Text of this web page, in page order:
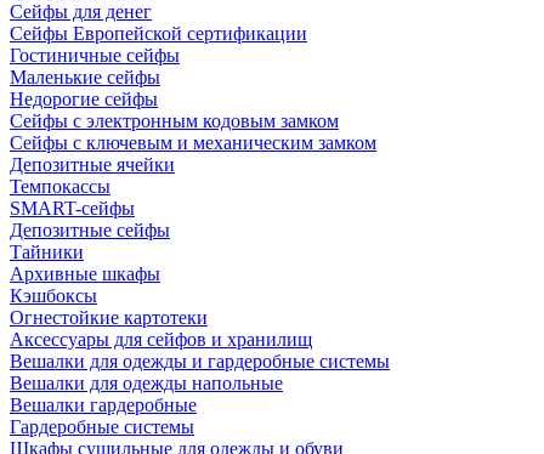
Сейфы для денег
Сейфы Европейской сертификации
Гостиничные сейфы
Маленькие сейфы
Недорогие сейфы
Сейфы с электронным кодовым замком
Сейфы с ключевым и механическим замком
Депозитные ячейки
Темпокассы
SMART-сейфы
Депозитные сейфы
Тайники
Архивные шкафы
Кэшбоксы
Огнестойкие картотеки
Аксессуары для сейфов и хранилищ
Вешалки для одежды и гардеробные системы
Вешалки для одежды напольные
Вешалки гардеробные
Гардеробные системы
Шкафы сушильные для одежды и обуви